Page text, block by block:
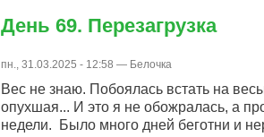
День 69. Перезагрузка
пн., 31.03.2025 - 12:58 — Белочка
Вес не знаю. Побоялась встать на
опухшая... И это я не обожралась, а
недели. Было много дней беготни и